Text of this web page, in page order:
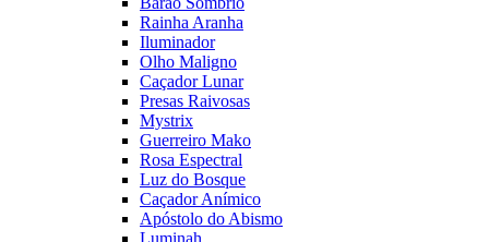
Rainha Aranha
Iluminador
Olho Maligno
Caçador Lunar
Presas Raivosas
Mystrix
Guerreiro Mako
Rosa Espectral
Luz do Bosque
Caçador Anímico
Apóstolo do Abismo